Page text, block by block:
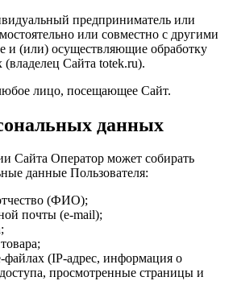
предприниматель или
или совместно с другими
и (или) осуществляющие обработку
Сайта totek.ru).
лицо, посещающее Сайт.
данных
Сайта Оператор может собирать
данные Пользователя:
(ФИО);
почты (e-mail);
(IP-адрес, информация о
просмотренные страницы и